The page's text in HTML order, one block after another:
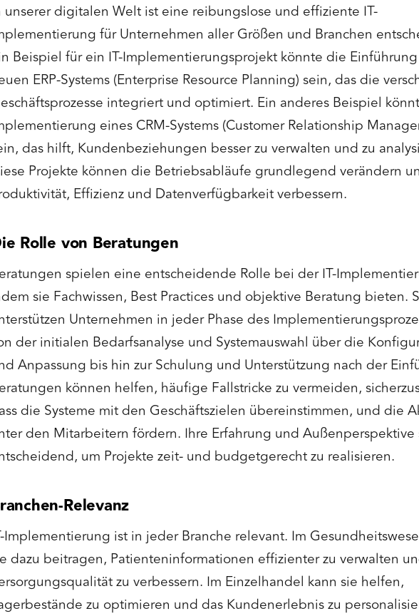
unserer digitalen Welt ist eine reibungslose und effiziente IT-
für Unternehmen aller Größen und Branchen
Beispiel für ein IT-Implementierungsprojekt könnte die
ERP-Systems (Enterprise Resource Planning) sein, das die
integriert und optimiert. Ein anderes Beispiel
eines CRM-Systems (Customer Relationship
das hilft, Kundenbeziehungen besser zu verwalten und zu
Projekte können die Betriebsabläufe grundlegend verändern
Effizienz und Datenverfügbarkeit verbessern.
Rolle von Beratungen
spielen eine entscheidende Rolle bei der IT-
sie Fachwissen, Best Practices und objektive Beratung bieten.
Unternehmen in jeder Phase des
der initialen Bedarfsanalyse und Systemauswahl über die
Anpassung bis hin zur Schulung und Unterstützung nach der
können helfen, häufige Fallstricke zu vermeiden,
die Systeme mit den Geschäftszielen übereinstimmen, und die
den Mitarbeitern fördern. Ihre Erfahrung und
um Projekte zeit- und budgetgerecht zu realisieren.
Relevanz
Implementierung ist in jeder Branche relevant. Im
dazu beitragen, Patienteninformationen effizienter zu verwalten
zu verbessern. Im Einzelhandel kann sie helfen,
zu optimieren und das Kundenerlebnis zu